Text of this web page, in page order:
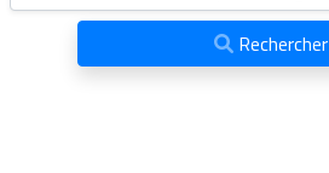
Rechercher